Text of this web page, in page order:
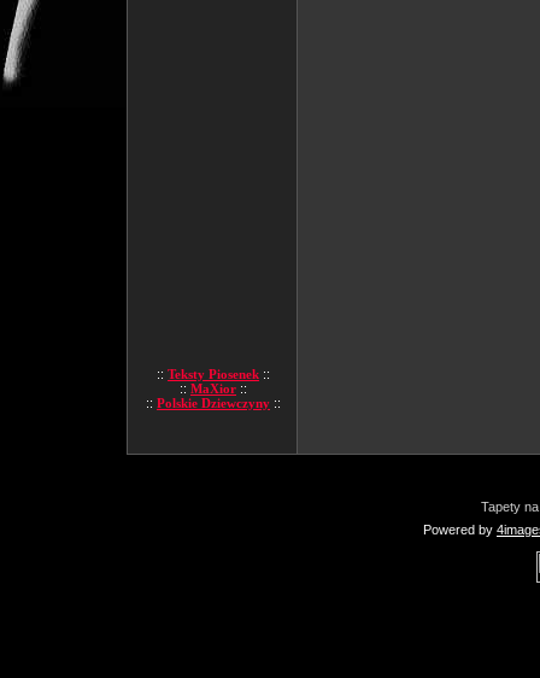
:: Teksty Piosenek ::
:: MaXior ::
:: Polskie Dziewczyny ::
Tapety
Powered by